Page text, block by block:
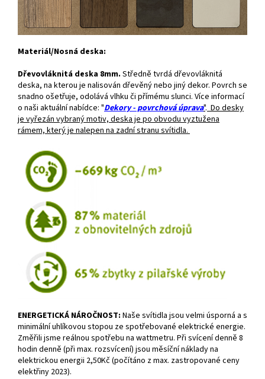
Materiál/Nosná deska:
Dřevovláknitá deska 8mm. Středně tvrdá dřevovláknitá
deska, na kterou je nalisován dřevěný nebo jiný dekor. Povrch se
snadno ošetřuje, odolává vlhku či přímému slunci. Více informací
o naši aktuální nabídce: "Dekory - povrchová úprava". Do desky
je vyřezán vybraný motiv, deska je po obvodu vyztužena
rámem, který je nalepen na zadní stranu svítidla.
ENERGETICKÁ NÁROČNOST: Naše svítidla jsou velmi úsporná a s
minimální uhlíkovou stopou ze spotřebované elektrické energie.
Změřili jsme reálnou spotřebu na wattmetru. Při svícení denně 8
hodin denně (při max. rozsvícení) jsou měsíční náklady na
elektrickou energii 2,50Kč (počítáno z max. zastropované ceny
elektřiny 2023).